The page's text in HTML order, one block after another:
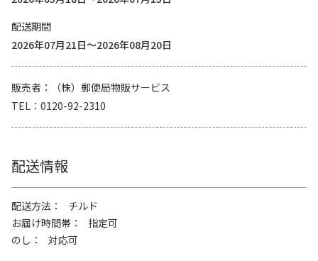
配送期間
2026年07月21日～2026年08月20日
販売者
（株）郵便局物販サービス
TEL
0120-92-2310
配送情報
配送方法
チルド
お届け時間帯
指定可
のし
対応可